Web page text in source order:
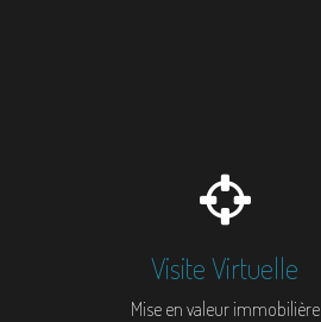
Visite Virtuelle
Mise en valeur immobilière